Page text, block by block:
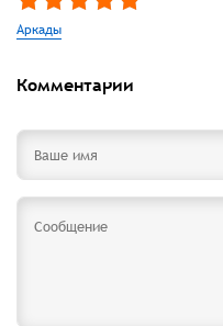
Аркады
Комментарии